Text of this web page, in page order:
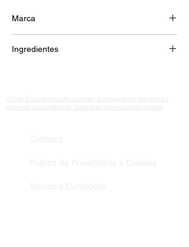
Marca
Ingredientes
ATENÇÃO Este site utiliza cookies. Ao navegar no site estará a
consentir a sua utilização.Saiba mais sobre o uso de cookies
Contatos
Política de Privacidade e Cookies
Termos e Condições